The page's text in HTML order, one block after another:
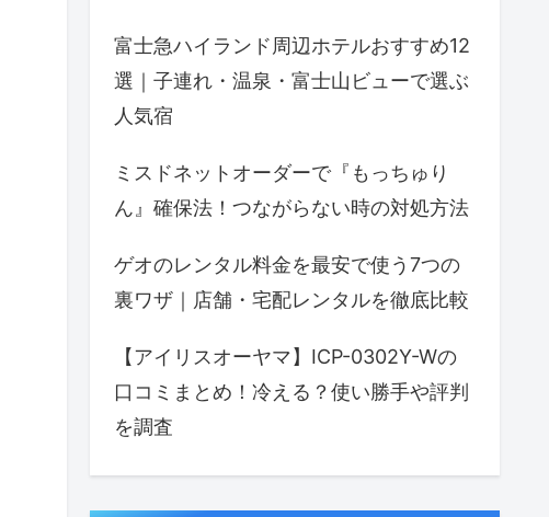
富士急ハイランド周辺ホテルおすすめ12
選｜子連れ・温泉・富士山ビューで選ぶ
人気宿
ミスドネットオーダーで『もっちゅり
ん』確保法！つながらない時の対処方法
ゲオのレンタル料金を最安で使う7つの
裏ワザ｜店舗・宅配レンタルを徹底比較
【アイリスオーヤマ】ICP-0302Y-Wの
口コミまとめ！冷える？使い勝手や評判
を調査